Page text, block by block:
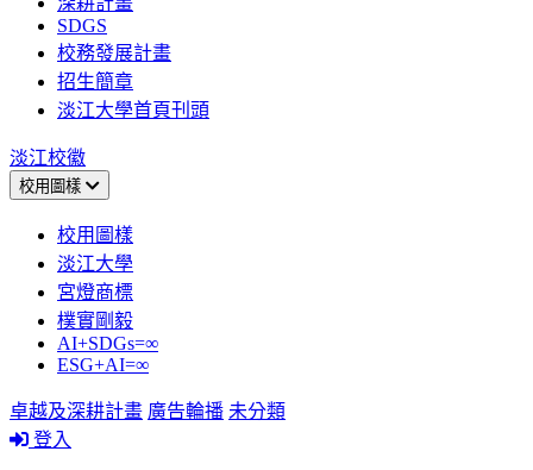
SDGS
校務發展計畫
招生簡章
淡江大學首頁刊頭
淡江校徽
校用圖樣
校用圖樣
淡江大學
宮燈商標
樸實剛毅
AI+SDGs=∞
ESG+AI=∞
卓越及深耕計畫 廣告輪播 未分類
登入